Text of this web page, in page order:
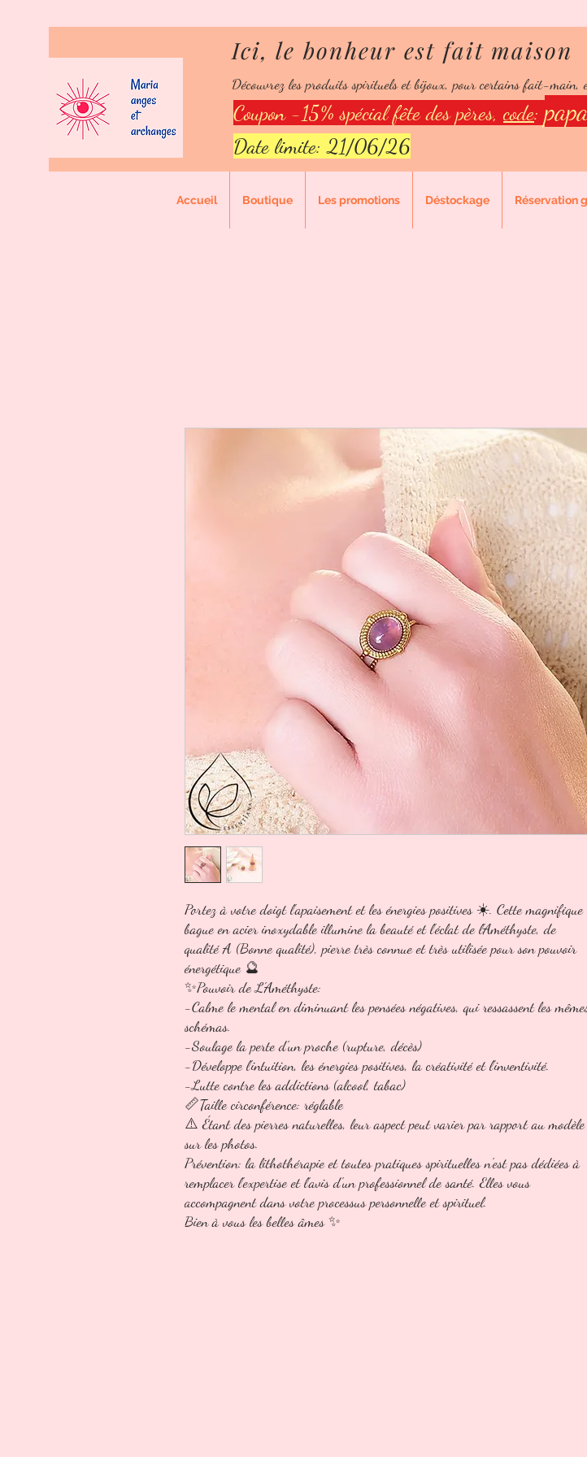
Découvrez les produits spirituels et bijoux, pour certains fait-main,
Ici, le bonheur est fait maison
Coupon -15% spécial fête des pères, code:
Date limite: 21/06/26
Accueil Boutique Les promotions Déstockage Réservation
Portez à votre doigt l'apaisement et les énergies positives ☀️. Cette magnifique
bague en acier inoxydable illumine la beauté et l'éclat de l'Améthyste, de
qualité A (Bonne qualité), pierre très connue et très utilisée pour son pouvoir
énergétique 🔮
✨️Pouvoir de L'Améthyste:
-Calme le mental en diminuant les pensées négatives, qui ressassent les
schémas.
-Soulage la perte d'un proche (rupture, décès)
-Développe l'intuition, les énergies positives, la créativité et l'inventivité.
-Lutte contre les addictions (alcool, tabac)
📏Taille circonférence: réglable
⚠️ Étant des pierres naturelles, leur aspect peut varier par rapport au modèle
sur les photos.
Prévention: la lithothérapie et toutes pratiques spirituelles n'est pas dédiées à
remplacer l'expertise et l'avis d'un professionnel de santé. Elles vous
accompagnent dans votre processus personnelle et spirituel.
Bien à vous les belles âmes ✨️
Ici, le bonheur est
Points de fidélité:150 points = 10%